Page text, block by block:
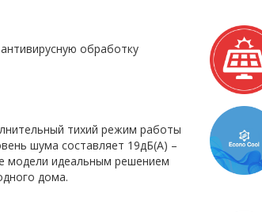
обработку
тихий режим работы
шума составляет 19дБ(А) –
модели идеальным решением
дома.